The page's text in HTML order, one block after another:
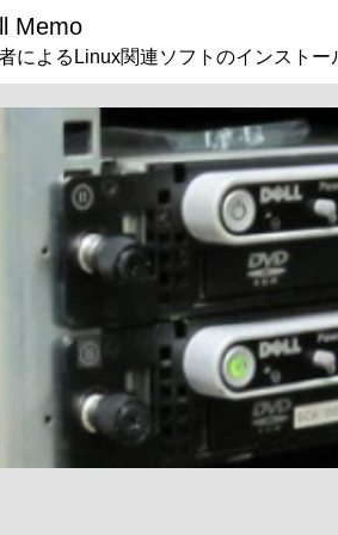
Memo
によるLinux関連ソフトのインストー